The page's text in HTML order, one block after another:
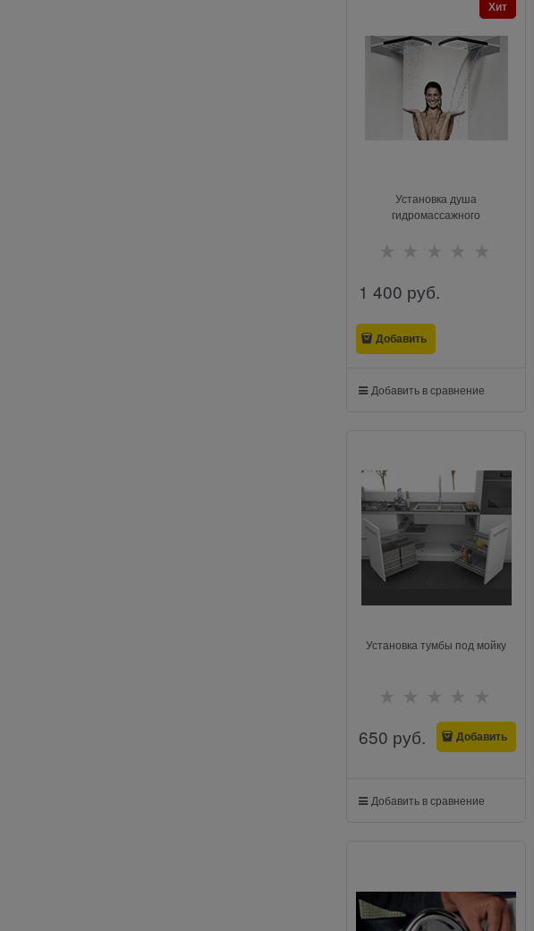
Установка душа
гидромассажного
Хит
1 400 руб.
Добавить
Добавить в сравнение
Установка тумбы под мойку
650 руб. Добавить
Добавить в сравнение